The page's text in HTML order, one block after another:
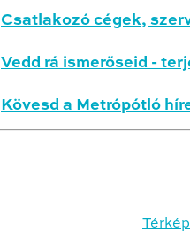
Csatlakozó cégek,
Vedd rá ismerőseid -
Kövesd a Metrópótló